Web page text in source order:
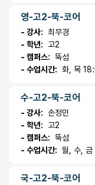
영-고2-뚝-코어
- 강사: 최무경
- 학년:
고2
- 캠퍼스:
뚝섬
- 수업시간: 화, 목
수-고2-뚝-코어
- 강사: 손정민
- 학년:
고2
- 캠퍼스:
뚝섬
- 수업시간: 월, 수,
국-고2-뚝-코어